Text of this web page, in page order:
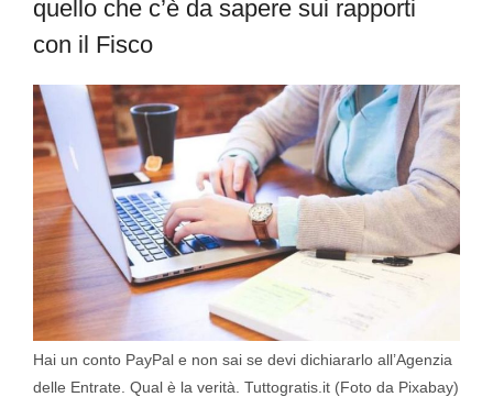
quello che c’è da sapere sui rapporti
con il Fisco
Hai un conto PayPal e non sai se devi dichiararlo all’Agenzia
delle Entrate. Qual è la verità. Tuttogratis.it (Foto da Pixabay)